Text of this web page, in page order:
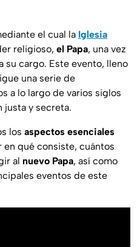
el cual la Iglesia
religioso, el Papa, una vez
su cargo. Este evento, lleno
una serie de
a lo largo de varios siglos
justa y secreta.
los aspectos esenciales
en qué consiste, cuántos
al nuevo Papa, así como
eventos de este